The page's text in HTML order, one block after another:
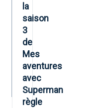
la
saison
3
de
Mes
aventures
avec
Superman
règle